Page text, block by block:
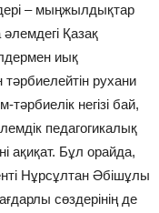
– мыңжылдықтар
әлемдегі Қазақ
иық
рухани
негізі бай,
педагогикалық
ақиқат. Бұл орайда,
Нұрсұлтан Әбішұлы
сөздерінің де